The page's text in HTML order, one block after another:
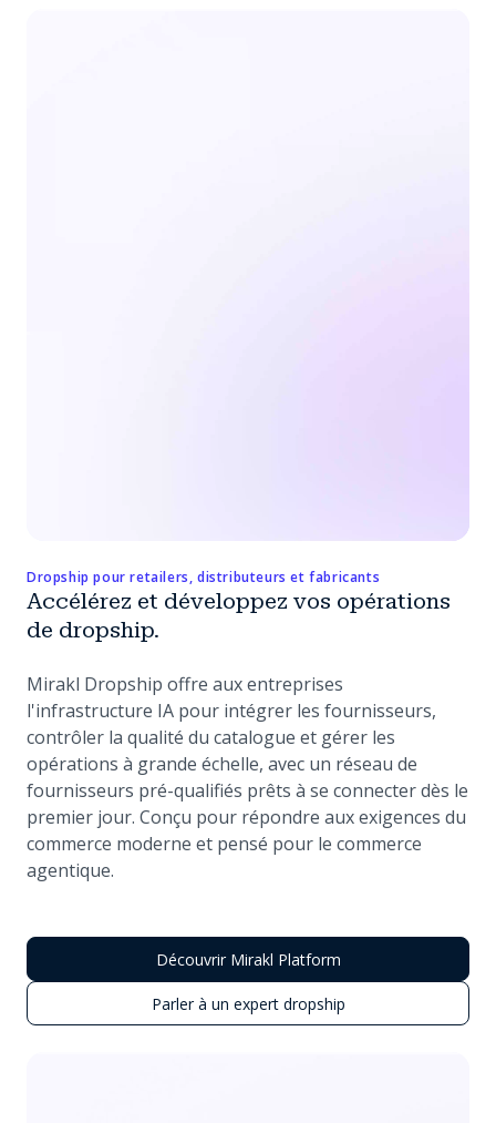
Dropship pour retailers, distributeurs et fabricants
Accélérez et développez vos opérations
de dropship.
Mirakl Dropship offre aux entreprises
l'infrastructure IA pour intégrer les fournisseurs,
contrôler la qualité du catalogue et gérer les
opérations à grande échelle, avec un réseau de
fournisseurs pré-qualifiés prêts à se connecter dès le
premier jour. Conçu pour répondre aux exigences du
commerce moderne et pensé pour le commerce
agentique.
Découvrir Mirakl Platform
Parler à un expert dropship